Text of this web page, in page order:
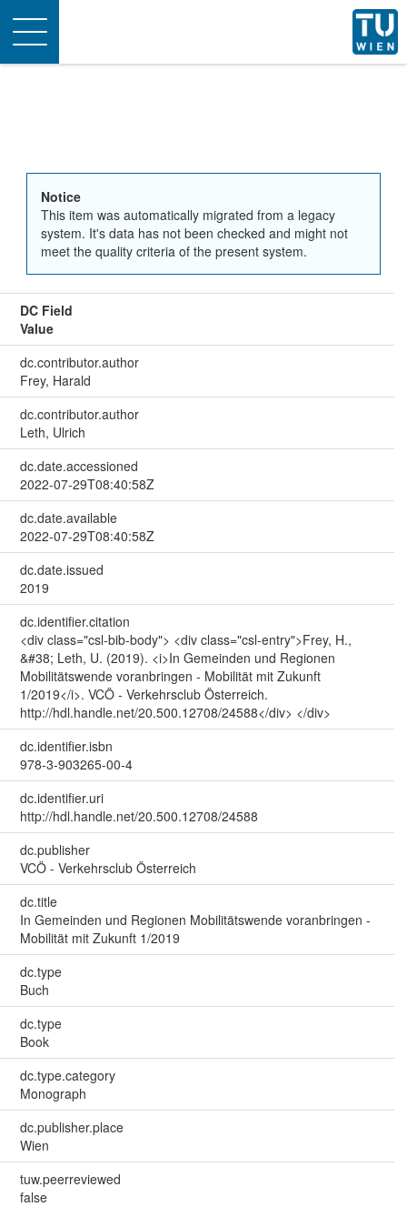
Toggle
navigation
Notice
This item was automatically migrated from a legacy
system. It's data has not been checked and might not
meet the quality criteria of the present system.
DC Field
Value
dc.contributor.author
Frey, Harald
dc.contributor.author
Leth, Ulrich
dc.date.accessioned
2022-07-29T08:40:58Z
dc.date.available
2022-07-29T08:40:58Z
dc.date.issued
2019
dc.identifier.citation
<div class="csl-bib-body"> <div class="csl-entry">Frey, H.,
&#38; Leth, U. (2019). <i>In Gemeinden und Regionen
Mobilitätswende voranbringen - Mobilität mit Zukunft
1/2019</i>. VCÖ - Verkehrsclub Österreich.
http://hdl.handle.net/20.500.12708/24588</div> </div>
dc.identifier.isbn
978-3-903265-00-4
dc.identifier.uri
http://hdl.handle.net/20.500.12708/24588
dc.publisher
VCÖ - Verkehrsclub Österreich
dc.title
In Gemeinden und Regionen Mobilitätswende voranbringen -
Mobilität mit Zukunft 1/2019
dc.type
Buch
dc.type
Book
dc.type.category
Monograph
dc.publisher.place
Wien
tuw.peerreviewed
false